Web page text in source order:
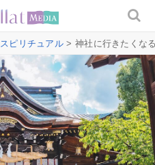
スピリチュアル > 神社に行きたくな